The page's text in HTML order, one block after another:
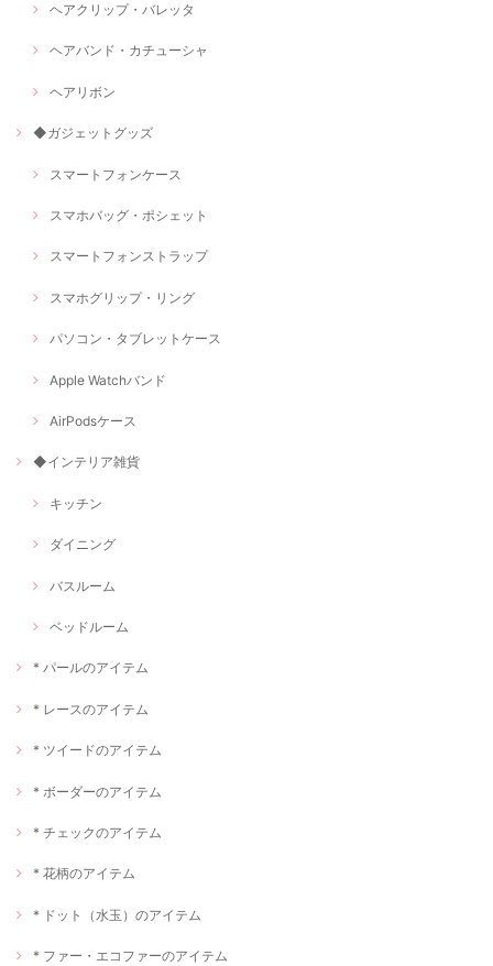
ヘアクリップ・バレッタ
ヘアバンド・カチューシャ
ヘアリボン
◆ガジェットグッズ
スマートフォンケース
スマホバッグ・ポシェット
スマートフォンストラップ
スマホグリップ・リング
パソコン・タブレットケース
Apple Watchバンド
AirPodsケース
◆インテリア雑貨
キッチン
ダイニング
バスルーム
ベッドルーム
* パールのアイテム
* レースのアイテム
* ツイードのアイテム
* ボーダーのアイテム
* チェックのアイテム
* 花柄のアイテム
* ドット（水玉）のアイテム
* ファー・エコファーのアイテム